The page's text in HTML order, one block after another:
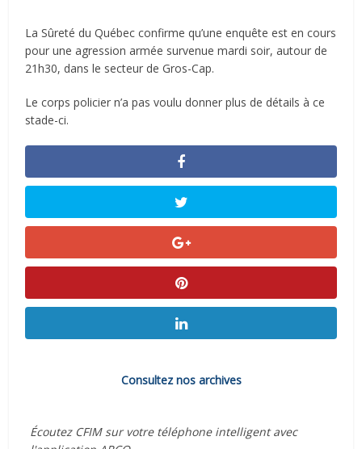
La Sûreté du Québec confirme qu’une enquête est en cours
pour une agression armée survenue mardi soir, autour de
21h30, dans le secteur de Gros-Cap.
Le corps policier n’a pas voulu donner plus de détails à ce
stade-ci.
Consultez nos archives
Écoutez CFIM sur votre téléphone intelligent avec